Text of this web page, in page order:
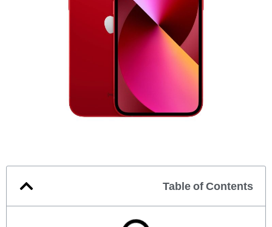
Table of Contents